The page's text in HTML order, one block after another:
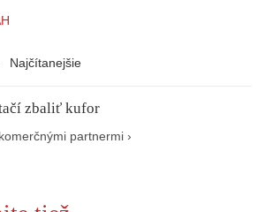
Najčítanejšie
zbaliť kufor
partnermi ›